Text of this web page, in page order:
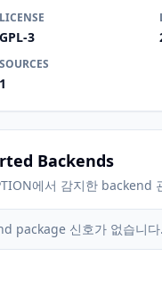
LICENSE
GPL-3
SOURCES
1
Backends
에서 감지한 backend
package 신호가 없습니다.